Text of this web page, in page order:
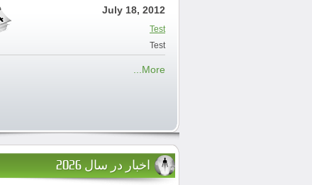
July 18, 2012
Test
Test
More...
اخبار در سال 2026